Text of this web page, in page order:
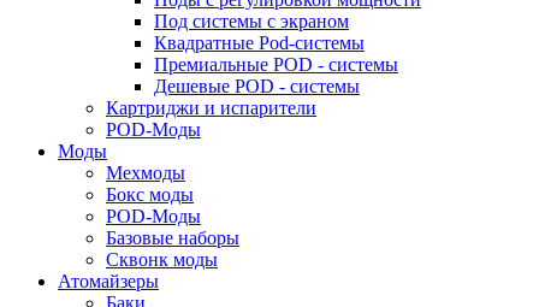
Под системы с экраном
Квадратные Pod-системы
Премиальные POD - системы
Дешевые POD - системы
Картриджи и испарители
POD-Моды
Моды
Мехмоды
Бокс моды
POD-Моды
Базовые наборы
Сквонк моды
Атомайзеры
Баки